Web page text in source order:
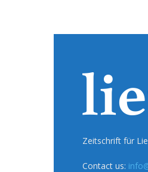
Zeitschrift für
Contact us: